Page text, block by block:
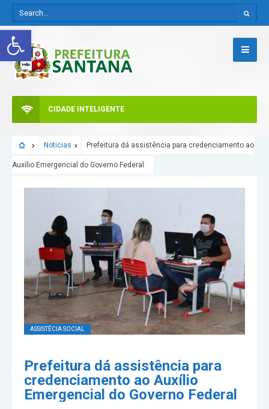
Abrir a barra de ferramentas
CIDADE INTELIGENTE
Noticias Prefeitura dá assistência para credenciamento ao
Auxílio Emergencial do Governo Federal
ASSISTÊCIA SOCIAL
Prefeitura dá assistência para
credenciamento ao Auxílio
Emergencial do Governo Federal